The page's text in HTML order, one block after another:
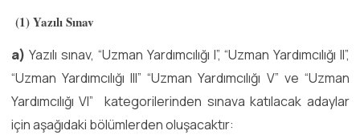
(1) Yazılı Sınav
a) Yazılı sınav, “Uzman Yardımcılığı I”, “Uzman Yardımcılığı II”,
“Uzman Yardımcılığı III” “Uzman Yardımcılığı V” ve “Uzman
Yardımcılığı VI” kategorilerinden sınava katılacak adaylar
için aşağıdaki bölümlerden oluşacaktır: